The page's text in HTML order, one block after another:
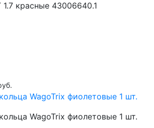
красные 43006640.1
WagoTrix фиолетовые 1 шт.
WagoTrix фиолетовые 1 шт.